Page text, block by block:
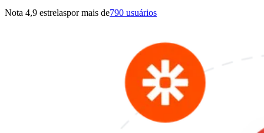
Nota 4,9 estrelaspor mais de790 usuários